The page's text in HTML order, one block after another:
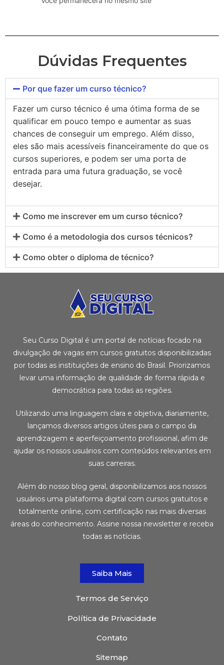
Dúvidas Frequentes
Por que fazer um curso técnico?
Fazer um curso técnico é uma ótima forma de se
qualificar em pouco tempo e aumentar as suas
chances de conseguir um emprego. Além disso,
eles são mais acessíveis financeiramente do que os
cursos superiores, e podem ser uma porta de
entrada para uma futura graduação, se você
desejar.
Como me inscrever em um curso técnico?
Como é a metodologia dos cursos técnicos?
Como obter o diploma de técnico?
Seu Curso Digital é um portal de notícias focado na
divulgação de vagas em cursos gratuitos disponibilizadas
por todas as instituições de ensino do Brasil. Priorizamos
levar uma informação de qualidade de forma rápida e
democrática para todas as regiões.
Utilizando uma linguagem clara e objetiva, diariamente,
lançamos diversos artigos úteis para o campo da
aprendizagem e aperfeiçoamento profissional, afim de
ajudar os nossos usuários com conteúdos relevantes em
suas carreiras.
Além do nosso blog geral, disponibilizamos aos nossos
usuários uma plataforma digital com cursos gratuitos e
totalmente online, com certificação nas mais diversas
áreas do conhecimento. Assine nossa newsletter e receba
todas as notícias.
Saiba Mais
Termos de Serviço
Política de Privacidade
Contato
Sitemap